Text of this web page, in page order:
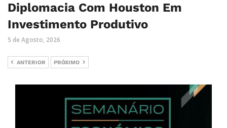
Diplomacia Com Houston Em
Investimento Produtivo
5 de Agosto, 2026
ANTERIOR PRÓXIMO